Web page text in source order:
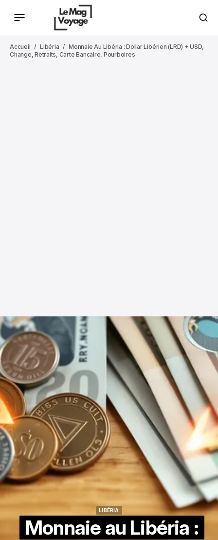
Accueil Libéria
Monnaie Au Libéria : Dollar Libérien (LRD) + USD,
Change, Retraits, Carte Bancaire, Pourboires
LIBÉRIA
Monnaie au Libéria :